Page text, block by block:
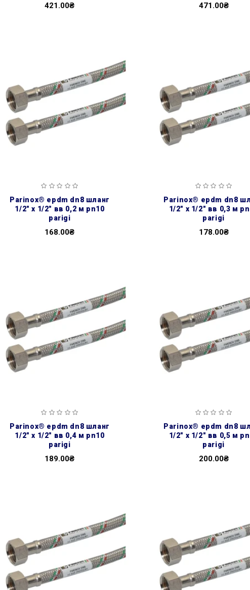
421.00₴ 471.00₴
parinox® epdm dn8 шланг
1/2″ х 1/2″ вв 0,2 м pn10
parigi
168.00₴
parinox® epdm dn8 шланг
1/2″ х 1/2″ вв 0,3 м
parigi
178.00₴
parinox® epdm dn8 шланг
1/2″ х 1/2″ вв 0,4 м pn10
parigi
189.00₴
parinox® epdm dn8 шланг
1/2″ х 1/2″ вв 0,5 м
parigi
200.00₴